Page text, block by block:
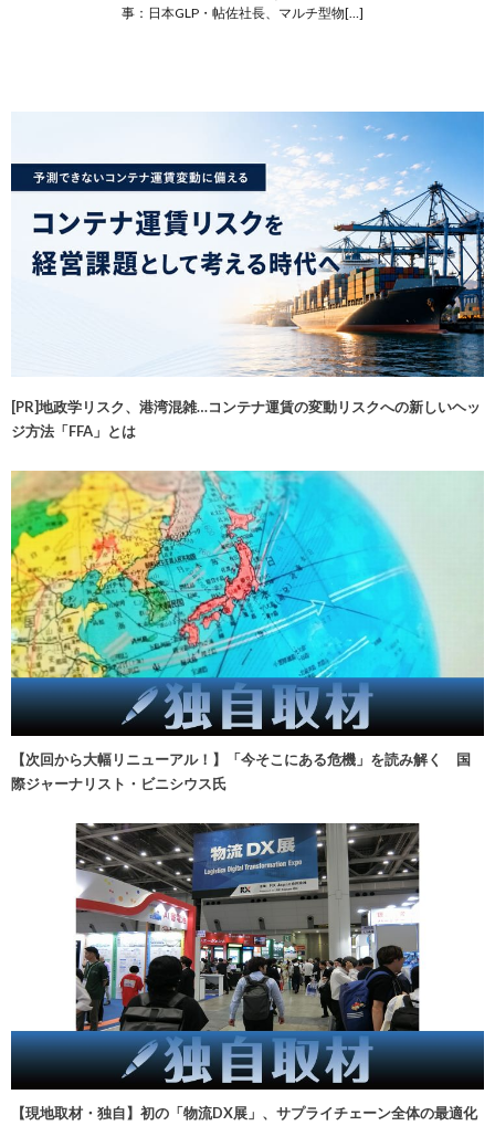
事：日本GLP・帖佐社長、マルチ型物[…]
[PR]地政学リスク、港湾混雑…コンテナ運賃の変動リスクへの新しいヘッ
ジ方法「FFA」とは
【次回から大幅リニューアル！】「今そこにある危機」を読み解く 国
際ジャーナリスト・ビニシウス氏
【現地取材・独自】初の「物流DX展」、サプライチェーン全体の最適化